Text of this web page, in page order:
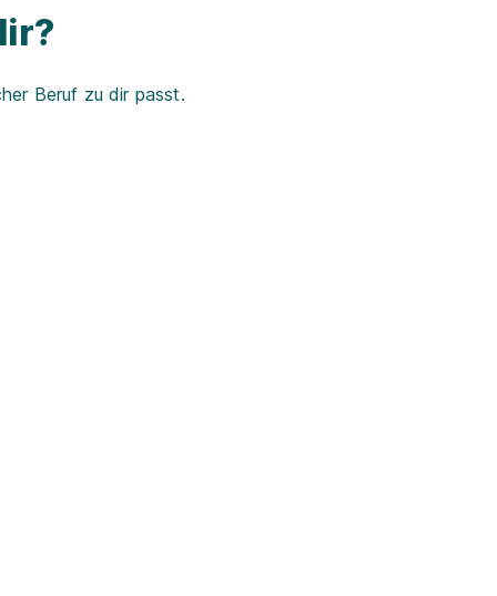
Beruf zu dir passt.